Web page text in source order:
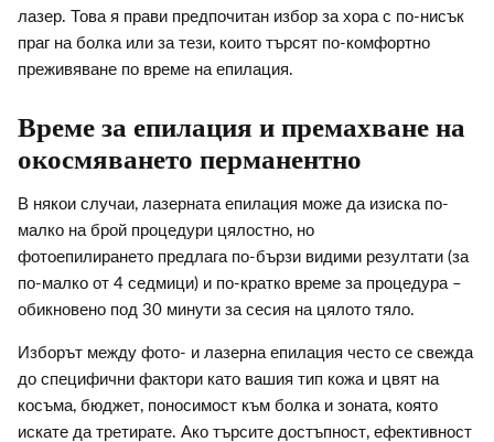
лазер. Това я прави предпочитан избор за хора с по-нисък
праг на болка или за тези, които търсят по-комфортно
преживяване по време на епилация.
Време за епилация и премахване на
окосмяването перманентно
В някои случаи, лазерната епилация може да изиска по-
малко на брой процедури цялостно, но
фотоепилирането предлага по-бързи видими резултати (за
по-малко от 4 седмици) и по-кратко време за процедура –
обикновено под 30 минути за сесия на цялото тяло.
Изборът между фото- и лазерна епилация често се свежда
до специфични фактори като вашия тип кожа и цвят на
косъма, бюджет, поносимост към болка и зоната, която
искате да третирате. Ако търсите достъпност, ефективност